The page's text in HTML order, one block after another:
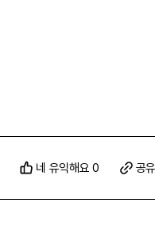
네 유익해요 0 공